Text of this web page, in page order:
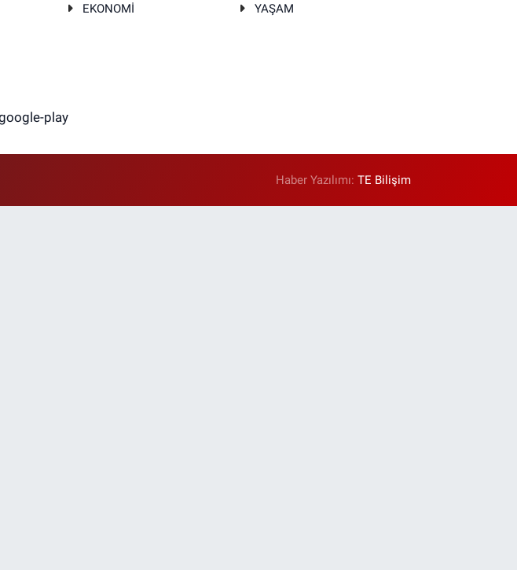
EKONOMİ
YAŞAM
Haber Yazılımı:TE Bilişim